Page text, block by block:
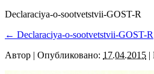
Declaraciya-o-sootvetstvii-GOST-R
← Declaraciya-o-sootvetstvii-GOST-R
Автор | Опубликовано: 17.04.2015 |